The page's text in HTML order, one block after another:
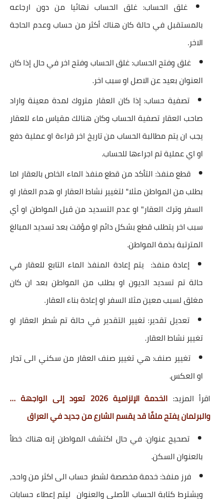
غلق الحساب: غلق الحساب نهائيا من دون ارجاعه
بالمستقبل في حالة كان هناك أكثر من حساب وعدم الحاجة
الاخر.
غلق وفتح الحساب: غلق الحساب وفتح اخر في حال إذا كان
العنوان بعيد عن الاصل او سبب اخر.
تصفية حساب: إذا كان العقار متروك لمدة معينة واراد
صاحب العقار تصفية الحساب وكان هنالك مقياس ماء للعقار
يجب ان يتم مطالبة الحساب من تاريخ اخر قراءة او عملية دفع
او اي عملية تم اجراءها للحساب.
قطع منفذ: التأكد من قطع منفذ الماء الخاص بالعقار اما
بطلب من المواطن مثلا" لتغيير نشاط العقار او هدم العقار او
السفر وترك العقار" او عدم التسديد من قبل المواطن او أي
سبب اخر يتطلب قطع بشكل دائم او مؤقت بعد تسديد المبالغ
المترتبة بذمة المواطن.
إعادة منفذ: يتم إعادة المنفذ الماء التابع للعقار في
حالة تم تسديد الديون او بطلب من المواطن بعد ان كان
مغلق لسبب معين مثلا السفر او إعادة بناء العقار.
تعديل تقدير: تغيير التقدير في حالة تم شطر العقار او
تغيير نشاط العقار.
تغيير صنف: هي تغيير صنف العقار من سكني الى تجار
او العكس.
اقرأ المزيد:
الخدمة الإلزامية 2026 تعود إلى الواجهة …
والبرلمان يفتح ملفًا قد يقسم الشارع من جديد في العراق
تصحيح عنوان: في حال اكتشف المواطن إنه هناك خطأ
بالعنوان السكن.
فرز منفذ: خدمة مخصصة لشطر حساب الى اكثر من واحد،
ويشترط كتابة الحساب الأصلي والعنوان ليتم إعطاء حسابات